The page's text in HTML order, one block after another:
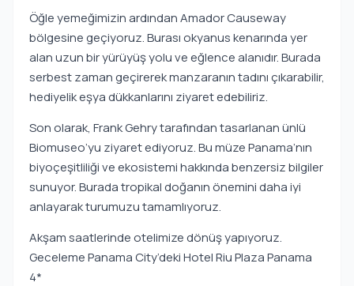
Öğle yemeğimizin ardından Amador Causeway
bölgesine geçiyoruz. Burası okyanus kenarında yer
alan uzun bir yürüyüş yolu ve eğlence alanıdır. Burada
serbest zaman geçirerek manzaranın tadını çıkarabilir,
hediyelik eşya dükkanlarını ziyaret edebiliriz.
Son olarak, Frank Gehry tarafından tasarlanan ünlü
Biomuseo’yu ziyaret ediyoruz. Bu müze Panama’nın
biyoçeşitliliği ve ekosistemi hakkında benzersiz bilgiler
sunuyor. Burada tropikal doğanın önemini daha iyi
anlayarak turumuzu tamamlıyoruz.
Akşam saatlerinde otelimize dönüş yapıyoruz.
Geceleme Panama City’deki Hotel Riu Plaza Panama
4*